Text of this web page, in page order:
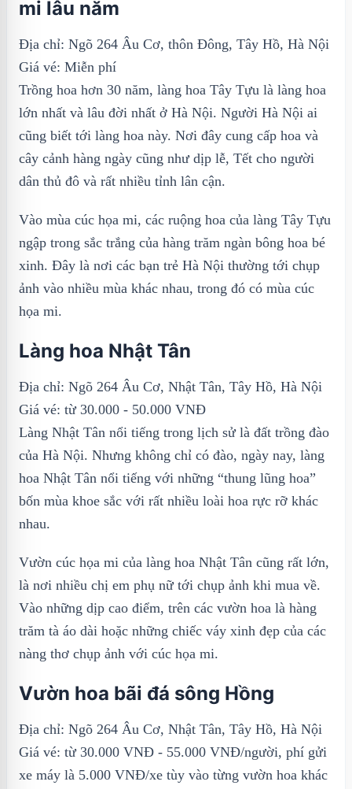
mi lâu năm
Địa chỉ: Ngõ 264 Âu Cơ, thôn Đông, Tây Hồ, Hà Nội
Giá vé: Miễn phí
Trồng hoa hơn 30 năm, làng hoa Tây Tựu là làng hoa
lớn nhất và lâu đời nhất ở Hà Nội. Người Hà Nội ai
cũng biết tới làng hoa này. Nơi đây cung cấp hoa và
cây cảnh hàng ngày cũng như dịp lễ, Tết cho người
dân thủ đô và rất nhiều tỉnh lân cận.
Vào mùa cúc họa mi, các ruộng hoa của làng Tây Tựu
ngập trong sắc trắng của hàng trăm ngàn bông hoa bé
xinh. Đây là nơi các bạn trẻ Hà Nội thường tới chụp
ảnh vào nhiều mùa khác nhau, trong đó có mùa cúc
họa mi.
Làng hoa Nhật Tân
Địa chỉ: Ngõ 264 Âu Cơ, Nhật Tân, Tây Hồ, Hà Nội
Giá vé: từ 30.000 - 50.000 VNĐ
Làng Nhật Tân nổi tiếng trong lịch sử là đất trồng đào
của Hà Nội. Nhưng không chỉ có đào, ngày nay, làng
hoa Nhật Tân nổi tiếng với những “thung lũng hoa”
bốn mùa khoe sắc với rất nhiều loài hoa rực rỡ khác
nhau.
Vườn cúc họa mi của làng hoa Nhật Tân cũng rất lớn,
là nơi nhiều chị em phụ nữ tới chụp ảnh khi mua về.
Vào những dịp cao điểm, trên các vườn hoa là hàng
trăm tà áo dài hoặc những chiếc váy xinh đẹp của các
nàng thơ chụp ảnh với cúc họa mi.
Vườn hoa bãi đá sông Hồng
Địa chỉ: Ngõ 264 Âu Cơ, Nhật Tân, Tây Hồ, Hà Nội
Giá vé: từ 30.000 VNĐ - 55.000 VNĐ/người, phí gửi
xe máy là 5.000 VNĐ/xe tùy vào từng vườn hoa khác